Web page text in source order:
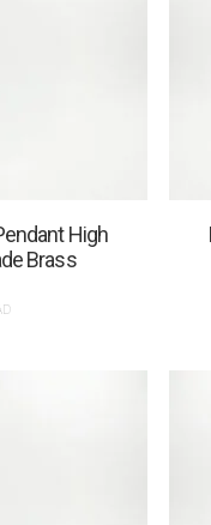
High
Brass